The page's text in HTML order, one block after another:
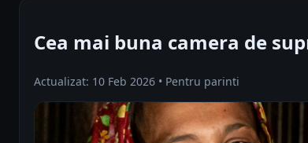
Cea mai buna camera de
Actualizat: 10 Feb 2026 • Pentru parinti